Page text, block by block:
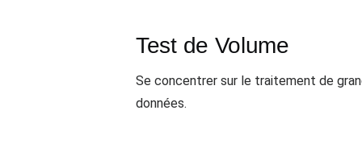
Test de Volume
Se concentrer sur le traitement de
données.